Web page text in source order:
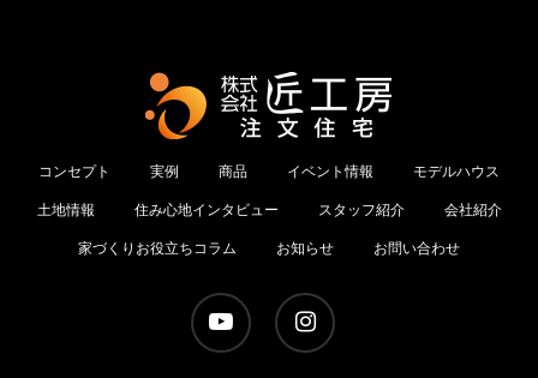
コンセプト 実例 商品 イベント情報 モデルハウス
土地情報 住み心地インタビュー スタッフ紹介 会社紹介
家づくりお役立ちコラム お知らせ お問い合わせ
youtube instagram